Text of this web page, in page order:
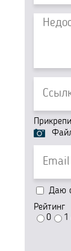
Даю
Рейтинг
0
1